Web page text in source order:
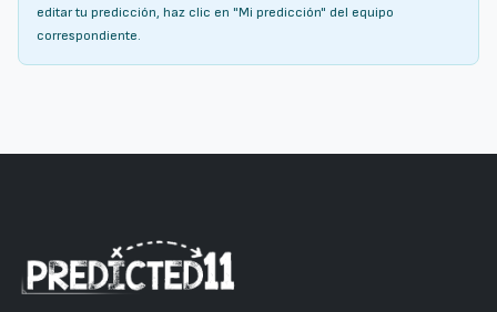
editar tu predicción, haz clic en "Mi predicción" del equipo
correspondiente.